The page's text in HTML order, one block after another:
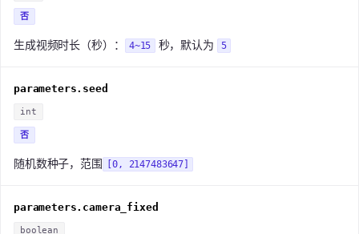
否
生成视频时长（秒）： 4~15 秒，默认为 5
parameters.seed
int
否
随机数种子，范围 [0, 2147483647]
parameters.camera_fixed
boolean